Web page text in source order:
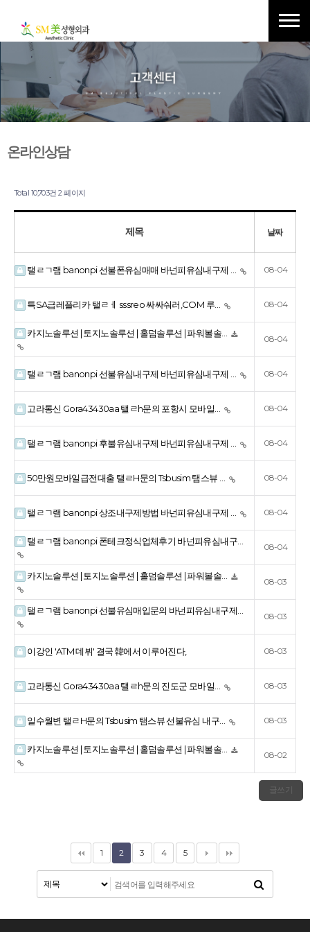
온라인상담
Total 10,703건 2 페이지
제목 날짜
탤ㄹㄱ램 banonpi 선불폰유심매매 바넌피유심내구제 … 08-04
특SA급레플리카 탤ㄹㅔ sssreo 싸싸숴러,COM 루… 08-04
카지노솔루션 | 토지노솔루션 | 홀덤솔루션 | 파워볼솔…
08-04
탤ㄹㄱ램 banonpi 선불유심내구제 바넌피유심내구제 … 08-04
고라통신 Gora43430aa 탤ㄹh문의 포항시 모바일… 08-04
탤ㄹㄱ램 banonpi 후불유심내구제 바넌피유심내구제 … 08-04
50만원모바일급전대출 탤ㄹH문의 Tsbusim 탬스뷰 … 08-04
탤ㄹㄱ램 banonpi 상조내구제방법 바넌피유심내구제 … 08-04
탤ㄹㄱ램 banonpi 폰테크정식업체후기 바넌피유심내구…
08-04
카지노솔루션 | 토지노솔루션 | 홀덤솔루션 | 파워볼솔…
08-03
탤ㄹㄱ램 banonpi 선불유심매입문의 바넌피유심내구제…
08-03
이강인 'ATM 데뷔' 결국 韓에서 이루어진다, 08-03
고라통신 Gora43430aa 탤ㄹh문의 진도군 모바일… 08-03
일수월변 탤ㄹH문의 Tsbusim 탬스뷰 선불유심 내구… 08-03
카지노솔루션 | 토지노솔루션 | 홀덤솔루션 | 파워볼솔…
08-02
글쓰기
1 2 3 4 5